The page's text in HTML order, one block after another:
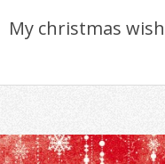
My christmas wish